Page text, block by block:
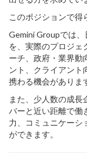
このポジションで得
Gemini Groupでは
を、実際のプロジェ
ーチ、政府・業界動
ント、クライアント
携わる機会がありま
また、少人数の成
バーと近い距離で働
力、コミュニケーシ
ができます。